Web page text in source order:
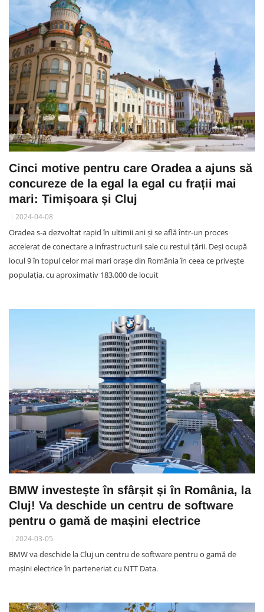
Cinci motive pentru care Oradea a ajuns să
concureze de la egal la egal cu frații mai
mari: Timișoara și Cluj
2024-04-08
Oradea s-a dezvoltat rapid în ultimii ani și se află într-un proces
accelerat de conectare a infrastructurii sale cu restul țării. Deși ocupă
locul 9 în topul celor mai mari orașe din România în ceea ce privește
populația, cu aproximativ 183.000 de locuit
BMW investește în sfârșit și în România, la
Cluj! Va deschide un centru de software
pentru o gamă de mașini electrice
2024-03-05
BMW va deschide la Cluj un centru de software pentru o gamă de
mașini electrice în parteneriat cu NTT Data.